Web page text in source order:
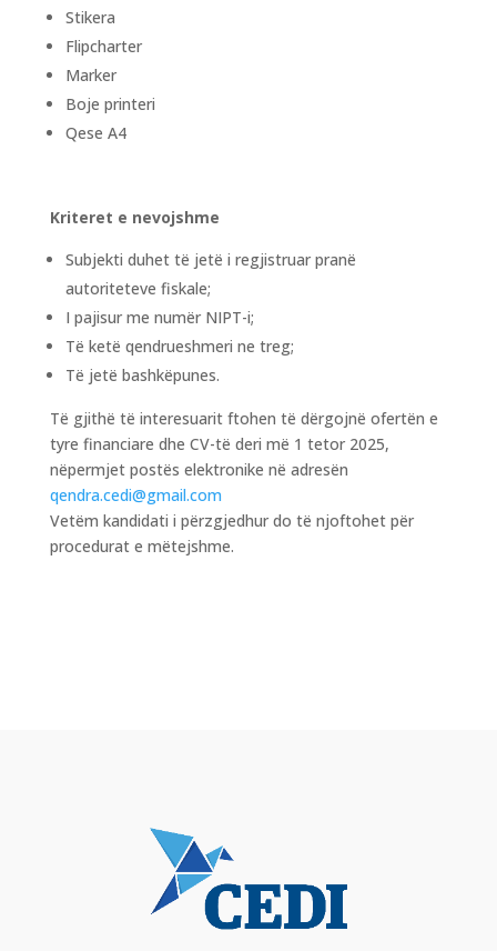
Stikera
Flipcharter
Marker
Boje printeri
Qese A4
Kriteret e nevojshme
Subjekti duhet të jetë i regjistruar pranë
autoriteteve fiskale;
I pajisur me numër NIPT-i;
Të ketë qendrueshmeri ne treg;
Të jetë bashkëpunes.
Të gjithë të interesuarit ftohen të dërgojnë ofertën e
tyre financiare dhe CV-të deri më 1 tetor 2025,
nëpermjet postës elektronike në adresën
qendra.cedi@gmail.com
Vetëm kandidati i përzgjedhur do të njoftohet për
procedurat e mëtejshme.